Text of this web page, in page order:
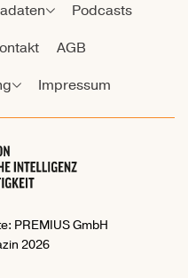
Podcasts
AGB
Impressum
PREMIUS GmbH
2026